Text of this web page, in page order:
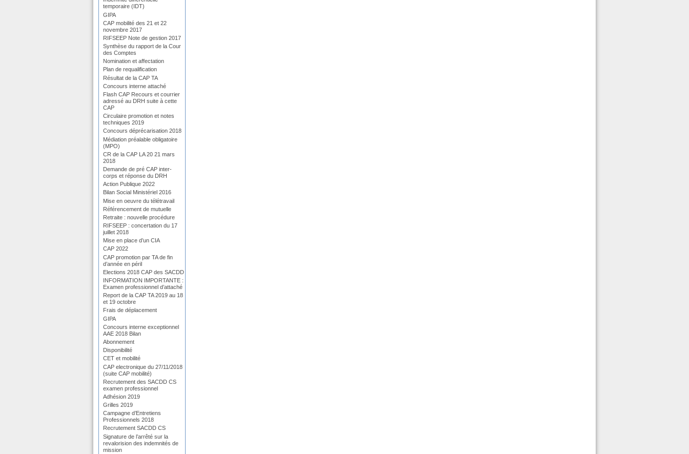
temporaire (IDT)
GIPA
CAP mobilité des 21 et 22
novembre 2017
RIFSEEP Note de gestion 2017
Synthèse du rapport de la Cour
des Comptes
Nomination et affectation
Plan de requalification
Résultat de la CAP TA
Concours interne attaché
Flash CAP Recours et courrier
adressé au DRH suite à cette
CAP
Circulaire promotion et notes
techniques 2019
Concours déprécarisation 2018
Médiation préalable obligatoire
(MPO)
CR de la CAP LA 20 21 mars
2018
Demande de pré CAP inter-
corps et réponse du DRH
Action Publique 2022
Bilan Social Ministériel 2016
Mise en oeuvre du télétravail
Référencement de mutuelle
Retraite : nouvelle procédure
RIFSEEP : concertation du 17
juillet 2018
Mise en place d’un CIA
CAP 2022
CAP promotion par TA de fin
d’année en péril
Elections 2018 CAP des SACDD
INFORMATION IMPORTANTE :
Examen professionnel d’attaché
Report de la CAP TA 2019 au 18
et 19 octobre
Frais de déplacement
GIPA
Concours interne exceptionnel
AAE 2018 Bilan
Abonnement
Disponibilité
CET et mobilité
CAP electronique du 27/11/2018
(suite CAP mobilité)
Recrutement des SACDD CS
examen professionnel
Adhésion 2019
Grilles 2019
Campagne d’Entretiens
Professionnels 2018
Recrutement SACDD CS
Signature de l’arrêté sur la
revalorision des indemnités de
mission